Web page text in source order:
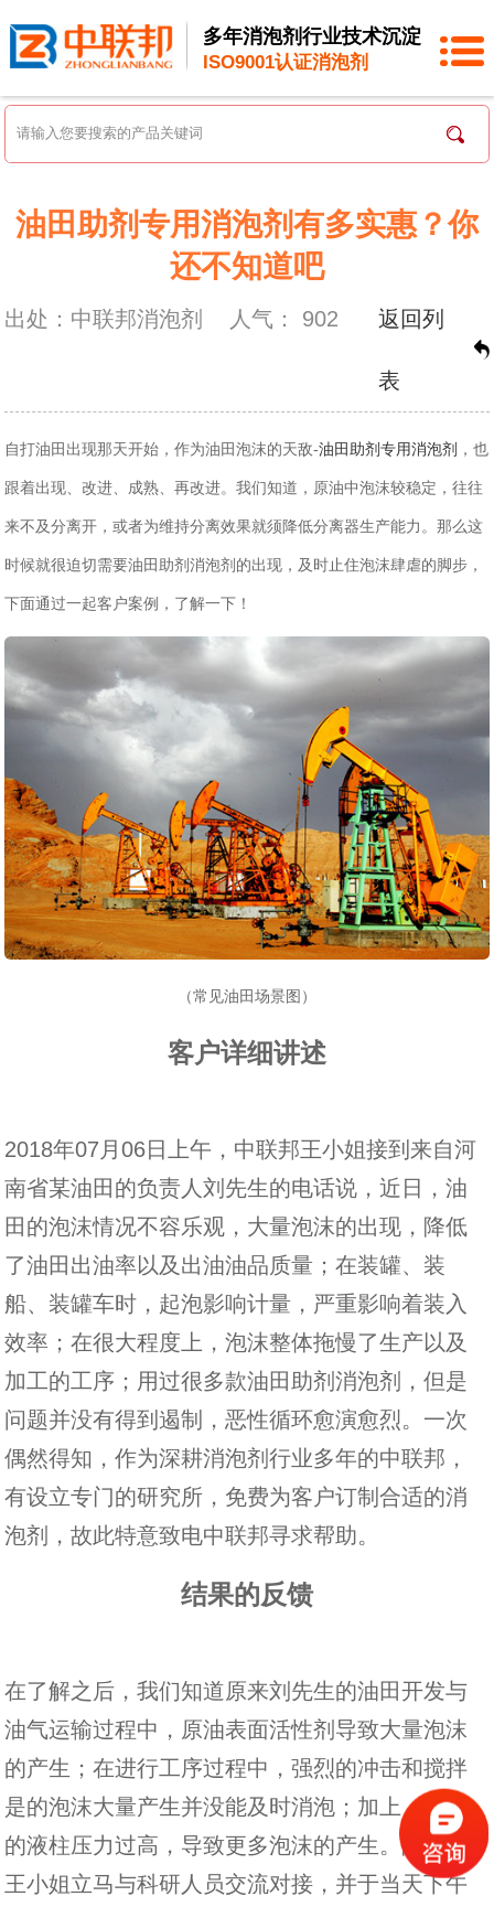
多年消泡剂行业技术沉淀
ISO9001认证消泡剂
油田助剂专用消泡剂有多实惠？你
还不知道吧
出处：中联邦消泡剂 人气： 902 返回列
表
自打油田出现那天开始，作为油田泡沫的天敌-油田助剂专用消泡剂 ，也
跟着出现、改进、成熟、再改进。我们知道，原油中泡沫较稳定，往往
来不及分离开，或者为维持分离效果就须降低分离器生产能力。那么这
时候就很迫切需要油田助剂消泡剂的出现，及时止住泡沫肆虐的脚步，
下面通过一起客户案例，了解一下！
（常见油田场景图）
客户详细讲述
2018年07月06日上午，中联邦王小姐接到来自河
南省某油田的负责人刘先生的电话说，近日，油
田的泡沫情况不容乐观，大量泡沫的出现，降低
了油田出油率以及出油油品质量；在装罐、装
船、装罐车时，起泡影响计量，严重影响着装入
效率；在很大程度上，泡沫整体拖慢了生产以及
加工的工序；用过很多款油田助剂消泡剂，但是
问题并没有得到遏制，恶性循环愈演愈烈。一次
偶然得知，作为深耕消泡剂行业多年的中联邦，
有设立专门的研究所，免费为客户订制合适的消
泡剂，故此特意致电中联邦寻求帮助。
结果的反馈
在了解之后，我们知道原来刘先生的油田开发与
油气运输过程中，原油表面活性剂导致大量泡沫
的产生；在进行工序过程中，强烈的冲击和搅拌
是的泡沫大量产生并没能及时消泡；加上，井内
的液柱压力过高，导致更多泡沫的产生。随后，
王小姐立马与科研人员交流对接，并于当天下午